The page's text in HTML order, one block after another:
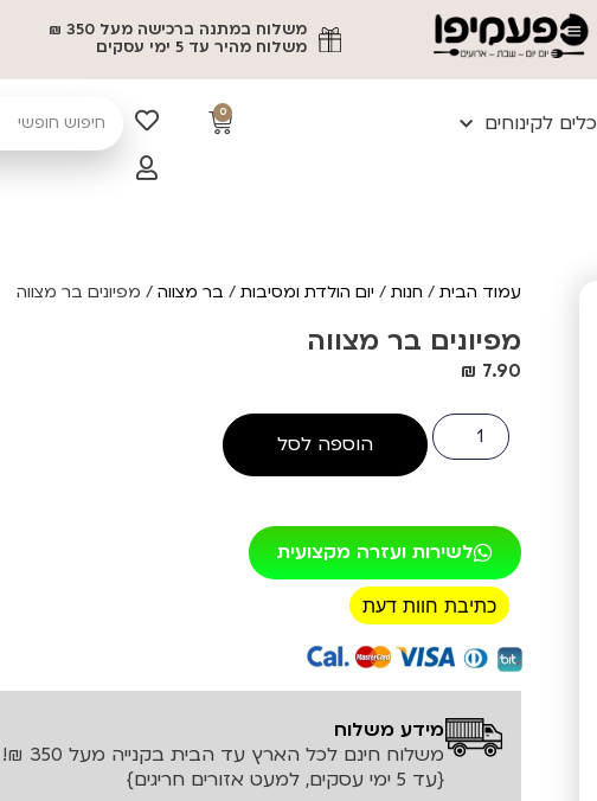
משלוח במתנה ברכישה מעל 350 ₪
משלוח מהיר עד 5 ימי עסקים
כלים לקינוחים
0
עמוד הבית/ חנות/ יום הולדת ומסיבות/ בר מצווה/ מפיונים בר מצווה
מפיונים בר מצווה
₪ 7.90
הוספה לסל
לשירות ועזרה מקצועית
כתיבת חוות דעת
רכישה מאובטחת!
מידע משלוח
משלוח חינם לכל הארץ עד הבית בקנייה מעל 350 ₪!
{עד 5 ימי עסקים, למעט אזורים חריגים}